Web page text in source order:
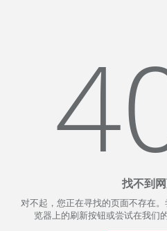
找不到网
对不起，您正在寻找的页面不存在
览器上的刷新按钮或尝试在我们